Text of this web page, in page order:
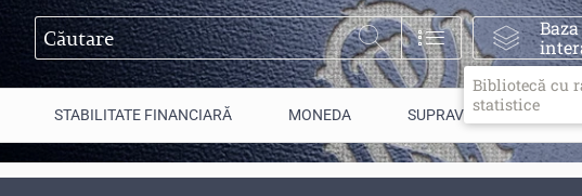
STABILITATE FINANCIARĂ MONEDA SUPRAVEGHERE
Bibliotecă cu
statistice